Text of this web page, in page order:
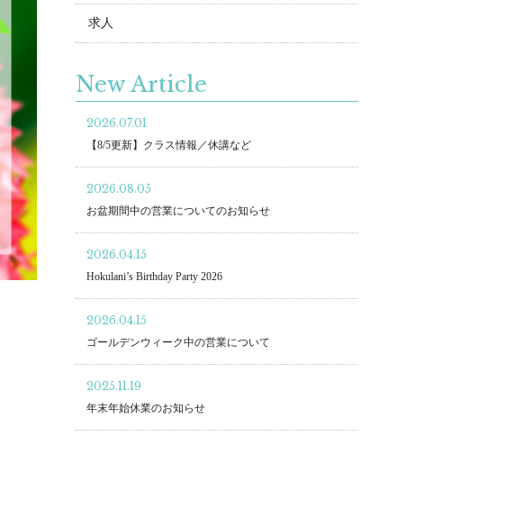
求人
New Article
2026.07.01
【8/5更新】クラス情報／休講など
2026.08.05
お盆期間中の営業についてのお知らせ
2026.04.15
Hokulani’s Birthday Party 2026
2026.04.15
ゴールデンウィーク中の営業について
2025.11.19
年末年始休業のお知らせ